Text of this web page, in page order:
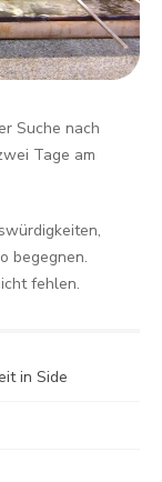
Suche nach
Tage am
begegnen.
fehlen.
in Side